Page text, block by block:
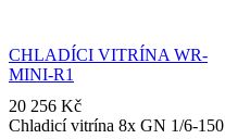
CHLADÍCI VITRÍNA WR-
MINI-R1
20 256 Kč
Chladicí vitrína 8x GN 1/6-150